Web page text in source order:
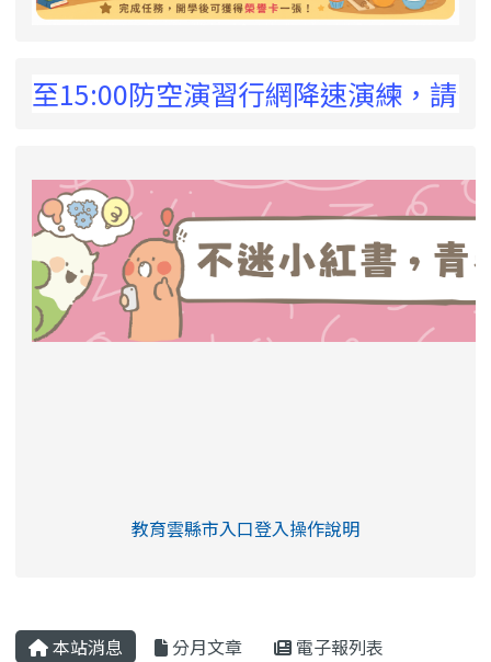
防空演習行網降速演練，請預為因應
link to https://eliteracy.edu.tw/Shorts/
教育雲縣市入口登入操作說明
本站消息 分月文章 電子報列表